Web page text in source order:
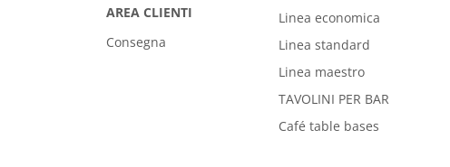
AREA CLIENTI
Consegna
Linea economica
Linea standard
Linea maestro
TAVOLINI PER BAR
Café table bases